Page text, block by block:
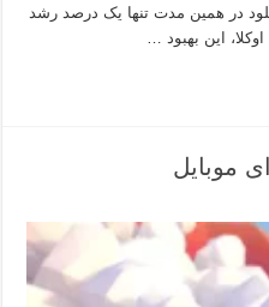
در همین مدت تنها یک درصد رشد
این بهبود …